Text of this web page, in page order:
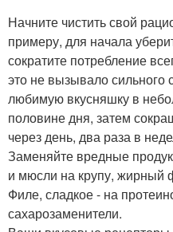
Начните чистить свой
примеру, для начала
сократите потребление
это не вызывало сильного
любимую вкусняшку в
половине дня, затем
через день, два раза в
Заменяйте вредные
и мюсли на крупу, жирный
Филе, сладкое - на
сахарозаменители.